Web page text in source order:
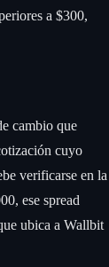
a $300,
cambio que
cuyo
verificarse en la
ese spread
ubica a Wallbit